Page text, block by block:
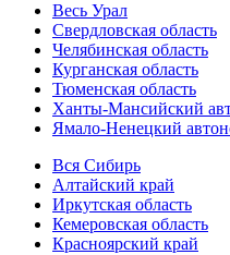
Весь Урал
Свердловская область
Челябинская область
Курганская область
Тюменская область
Ханты-Мансийский
Ямало-Ненецкий
Вся Сибирь
Алтайский край
Иркутская область
Кемеровская область
Красноярский край